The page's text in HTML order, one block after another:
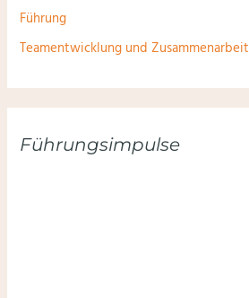
Führung
Teamentwicklung und Zusammenarbeit
Führungsimpulse